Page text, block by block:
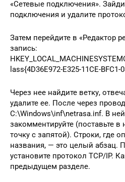
«Сетевые подключения».
подключения и удалите
Затем перейдите в «Редактор
запись:
lass{4D36E972-E325-11CE-BFC1-
Через нее найдите ветку,
удалите ее. После через
C:\Windows\inf\netrasa.inf. В
закомментируйте (поставьте
точку с запятой). Строки, где
названия, — это целый абзац.
установите протокол TCP/IP.
предыдущем разделе.